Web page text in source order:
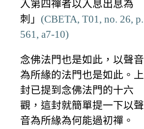
入第四禪者以入息出息為
刺」 (CBETA, T01, no. 26, p.
561, a7-10)
念佛法門也是如此，以聲音
為所緣的法門也是如此。上
封已提到念佛法門的十六
觀，這封就簡單提一下以聲
音為所緣為何能過初禪。